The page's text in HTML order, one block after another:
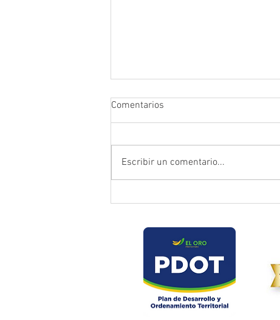
Comentarios
Escribir un comentario...